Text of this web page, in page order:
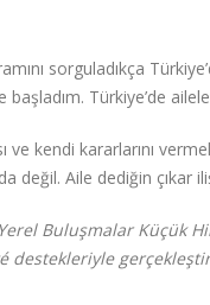
sorguladıkça
Türkiye’de
ve kendi kararlarını
Aile dediğin çıkar
Buluşmalar Küçük
destekleriyle